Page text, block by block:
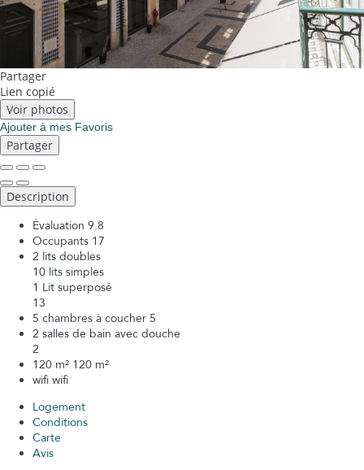
Partager
Lien copié
Voir photos
Ajouter à mes Favoris
Partager
Description
Évaluation 9.8
Occupants 17
2 lits doubles
10 lits simples
1 Lit superposé
13
5 chambres à coucher 5
2 salles de bain avec douche
2
120 m² 120 m²
wifi wifi
Logement
Conditions
Carte
Avis